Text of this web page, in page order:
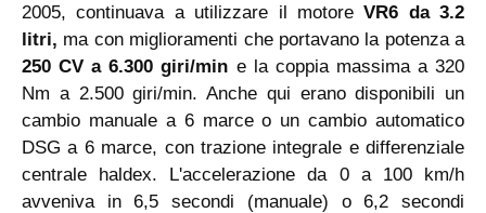
2005, continuava a utilizzare il motoreVR6 da 3.2
litri, ma con miglioramenti che portavano la potenza a
250 CV a 6.300 giri/min e la coppia massima a 320
Nm a 2.500 giri/min. Anche qui erano disponibili un
cambio manuale a 6 marce o un cambio automatico
DSG a 6 marce, con trazione integrale e differenziale
centrale haldex. L'accelerazione da 0 a 100 km/h
avveniva in 6,5 secondi (manuale) o 6,2 secondi